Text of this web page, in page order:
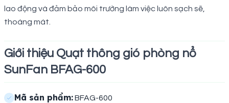
lao động và đảm bảo môi trường làm việc luôn sạch sẽ,
thoáng mát.
Giới thiệu Quạt thông gió phòng nổ
SunFan BFAG-600
Mã sản phẩm:BFAG-600